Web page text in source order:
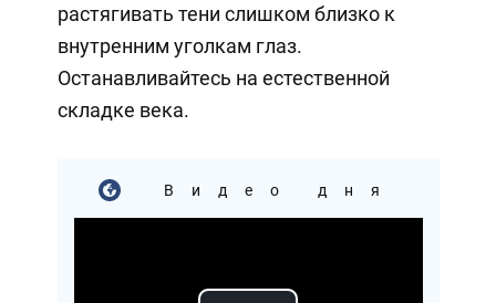
растягивать тени слишком близко к
внутренним уголкам глаз.
Останавливайтесь на естественной
складке века.
Видео дня